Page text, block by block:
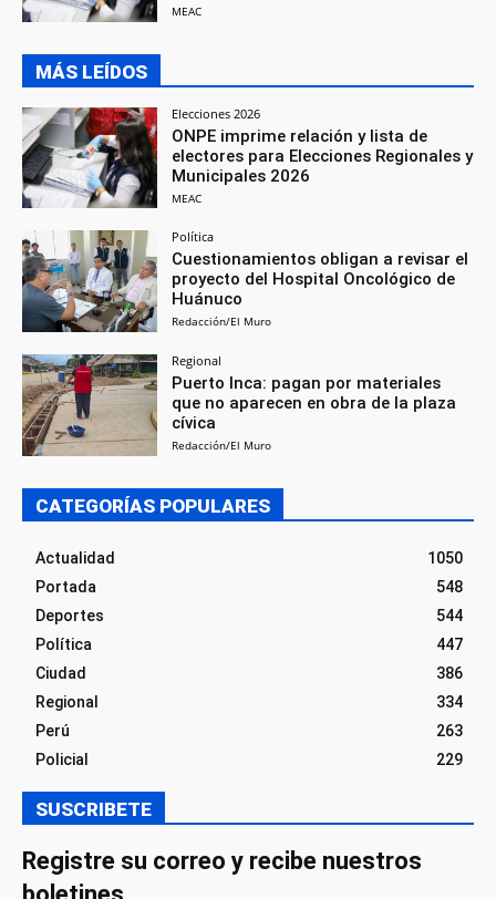
MEAC
MÁS LEÍDOS
Elecciones 2026
ONPE imprime relación y lista de
electores para Elecciones Regionales y
Municipales 2026
MEAC
Política
Cuestionamientos obligan a revisar el
proyecto del Hospital Oncológico de
Huánuco
Redacción/El Muro
Regional
Puerto Inca: pagan por materiales
que no aparecen en obra de la plaza
cívica
Redacción/El Muro
CATEGORÍAS POPULARES
Actualidad
1050
Portada
548
Deportes
544
Política
447
Ciudad
386
Regional
334
Perú
263
Policial
229
SUSCRIBETE
Registre su correo y recibe nuestros